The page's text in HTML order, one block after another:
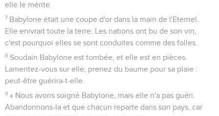
elle le mérite.
7 Babylone était une coupe d'or dans la main de l'Eternel.
Elle enivrait toute la terre. Les nations ont bu de son vin,
c'est pourquoi elles se sont conduites comme des folles.
8 Soudain Babylone est tombée, et elle est en pièces.
Lamentez-vous sur elle, prenez du baume pour sa plaie :
peut-être guérira-t-elle.
9 « Nous avons soigné Babylone, mais elle n'a pas guéri.
Abandonnons-la et que chacun reparte dans son pays, car